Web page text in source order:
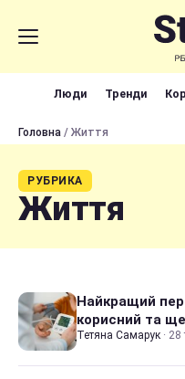
Люди Тренди
Головна / Життя
РУБРИКА
Життя
Найкращий
корисний та
Тетяна Самарук · 28